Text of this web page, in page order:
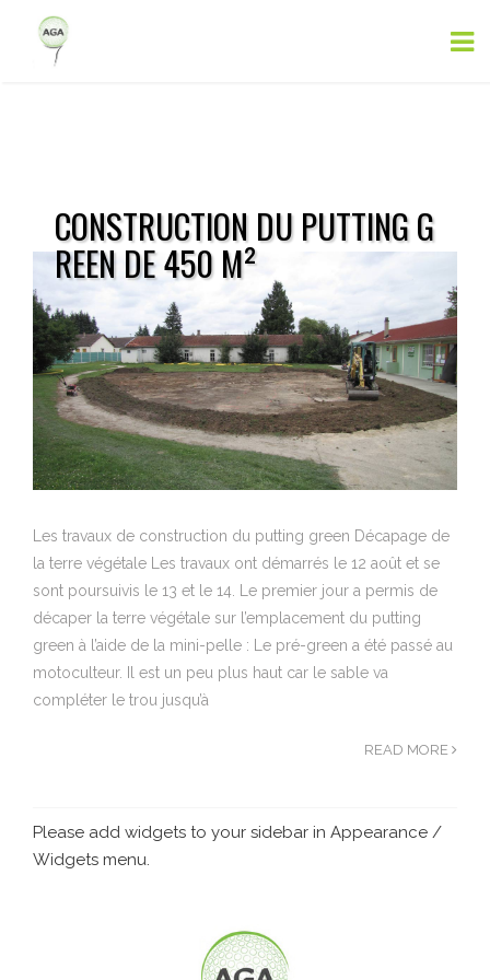
CONSTRUCTION DU PUTTING G
REEN DE 450 M²
Les travaux de construction du putting green Décapage de
la terre végétale Les travaux ont démarrés le 12 août et se
sont poursuivis le 13 et le 14. Le premier jour a permis de
décaper la terre végétale sur l’emplacement du putting
green à l’aide de la mini-pelle : Le pré-green a été passé au
motoculteur. Il est un peu plus haut car le sable va
compléter le trou jusqu’à
READ MORE
Please add widgets to your sidebar in Appearance /
Widgets menu.